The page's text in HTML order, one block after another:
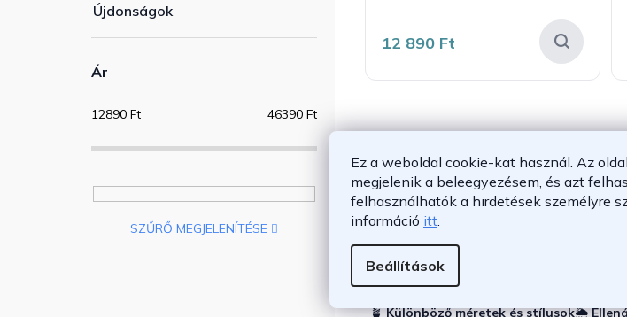
Ez a weboldal cookie-kat használ. Az
megjelenik a beleegyezésem, és azt
felhasználhatók a hirdetések személyre
információ itt.
Beállítások
Újdonságok
Ár
12890 Ft 46390 Ft
SZŰRŐ MEGJELENÍTÉSE
12 890 Ft
🪴Különböző méretek és stílusok🌦️